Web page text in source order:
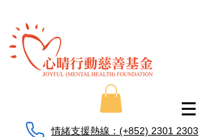
情緒支援熱線：​​(+852) 2301 2303